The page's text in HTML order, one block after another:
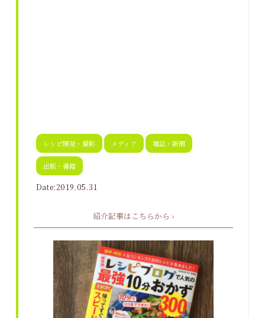
レシピ開発・撮影 メディア 雑誌・新聞
出版・書籍
Date:2019.05.31
紹介記事はこちらから ›